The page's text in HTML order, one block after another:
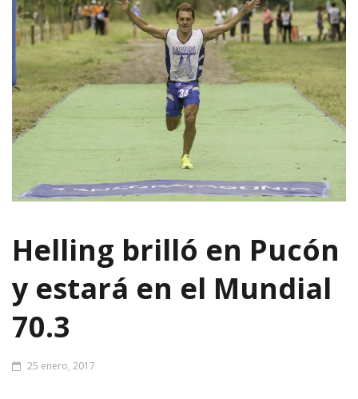
Helling brilló en Pucón
y estará en el Mundial
70.3
25 enero, 2017